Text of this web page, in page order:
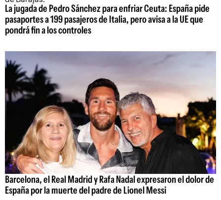
La jugada de Pedro Sánchez para enfriar Ceuta: España pide
pasaportes a 199 pasajeros de Italia, pero avisa a la UE que
pondrá fin a los controles
Barcelona, el Real Madrid y Rafa Nadal expresaron el dolor de
España por la muerte del padre de Lionel Messi